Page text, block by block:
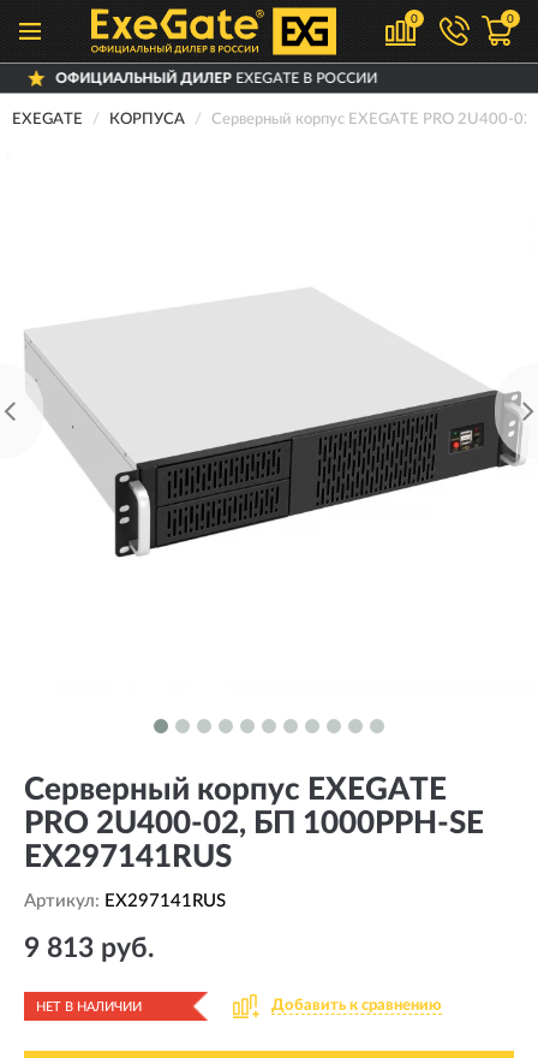
0 0
ДИЛЕРEXEGATE В РОССИИ
EXEGATE КОРПУСА Серверный корпус EXEGATE PRO 2U400-
Серверный корпус EXEGATE
PRO 2U400-02, БП 1000PPH-SE
EX297141RUS
Артикул: EX297141RUS
9 813 руб.
НЕТ В НАЛИЧИИ Добавить к сравнению